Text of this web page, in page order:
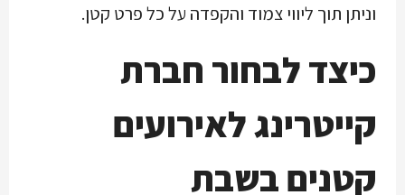
וניתן תוך ליווי צמוד והקפדה על כל פרט קטן.
כיצד לבחור חברת
קייטרינג לאירועים
קטנים בשבת